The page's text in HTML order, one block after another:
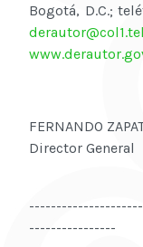
Bogotá, D.C.;
FERNANDO
Director General
----------------